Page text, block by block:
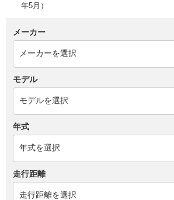
年5月）
メーカー
モデル
年式
走行距離